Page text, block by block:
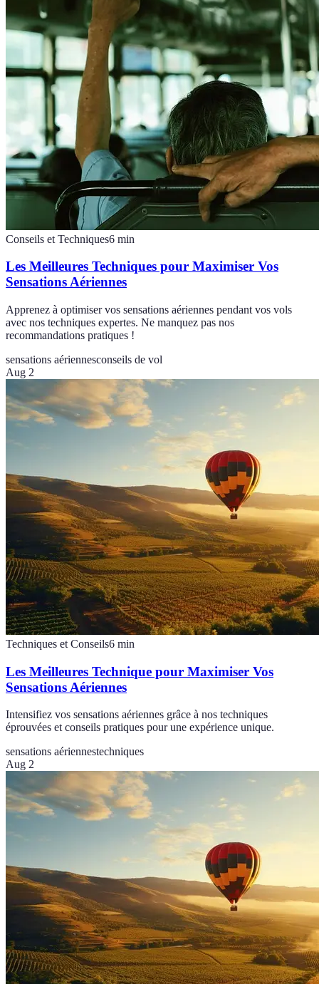
Conseils et Techniques6 min
Les Meilleures Techniques pour Maximiser Vos
Sensations Aériennes
Apprenez à optimiser vos sensations aériennes pendant vos vols
avec nos techniques expertes. Ne manquez pas nos
recommandations pratiques !
sensations aériennesconseils de vol
Aug 2
Techniques et Conseils6 min
Les Meilleures Technique pour Maximiser Vos
Sensations Aériennes
Intensifiez vos sensations aériennes grâce à nos techniques
éprouvées et conseils pratiques pour une expérience unique.
sensations aériennestechniques
Aug 2